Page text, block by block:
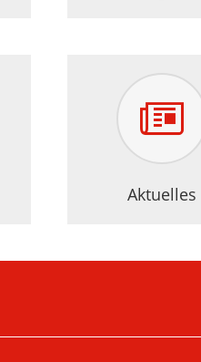
Aktuelles